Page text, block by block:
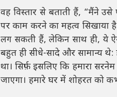
वह विस्तार से बताती हैं, “मैंने उसे
पर काम करने का महत्व सिखाया
लग सकती हैं, लेकिन साथ ही, ये
बहुत ही सीधे-सादे और सामान्य थे:
था। सिर्फ़ इसलिए कि हमारा
जाएगा। हमारे घर में शोहरत को